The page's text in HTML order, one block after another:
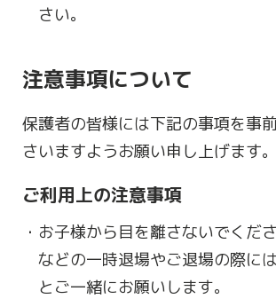
さい。
注意事項について
保護者の皆様には下記の事項を事
さいますようお願い申し上げます。
ご利用上の注意事項
お子様から目を離さないでくだ
などの一時退場やご退場の際に
とご一緒にお願いします。